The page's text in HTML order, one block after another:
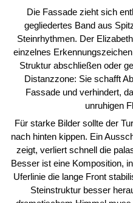
Die Fassade zieht sich
gegliedertes Band aus
Steinrhythmen. Der
einzelnes
Struktur abschließen oder
Distanzzone: Sie schafft
Fassade und verhindert,
unruhigen
Für starke Bilder sollte der
nach hinten kippen. Ein
zeigt, verliert schnell die
Besser ist eine Komposition,
Uferlinie die lange Front
Steinstruktur besser